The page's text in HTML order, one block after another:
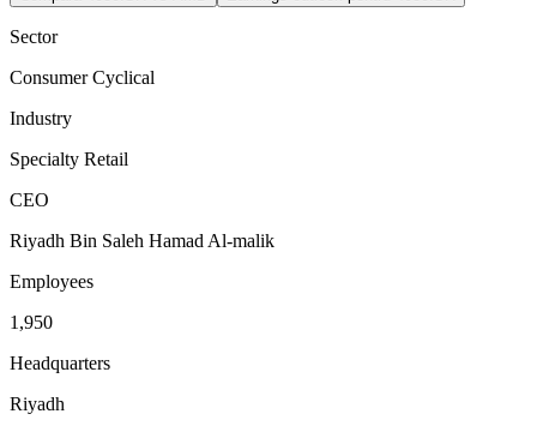
Sector
Consumer Cyclical
Industry
Specialty Retail
CEO
Riyadh Bin Saleh Hamad Al-malik
Employees
1,950
Headquarters
Riyadh